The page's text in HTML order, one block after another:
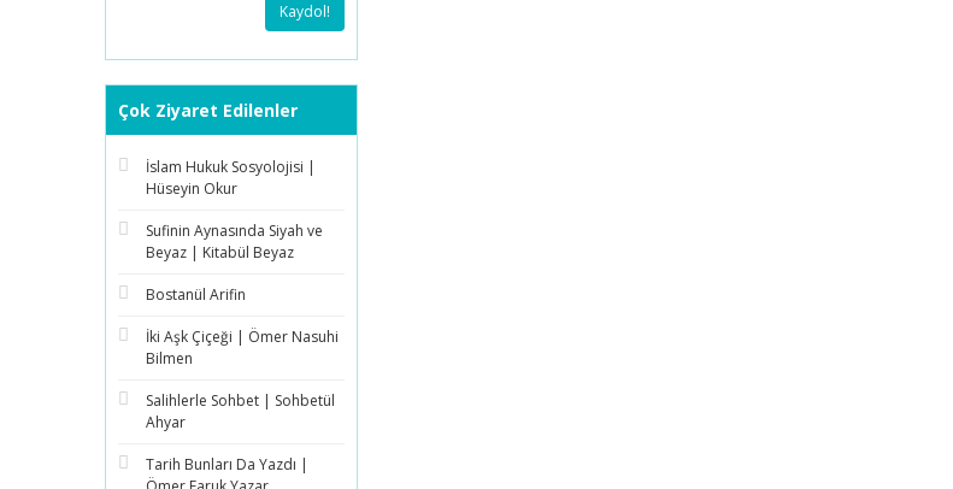
Kaydol!
Çok Ziyaret Edilenler
İslam Hukuk Sosyolojisi |
Hüseyin Okur
Sufinin Aynasında Siyah ve
Beyaz | Kitabül Beyaz
Bostanül Arifin
İki Aşk Çiçeği | Ömer Nasuhi
Bilmen
Salihlerle Sohbet | Sohbetül
Ahyar
Tarih Bunları Da Yazdı |